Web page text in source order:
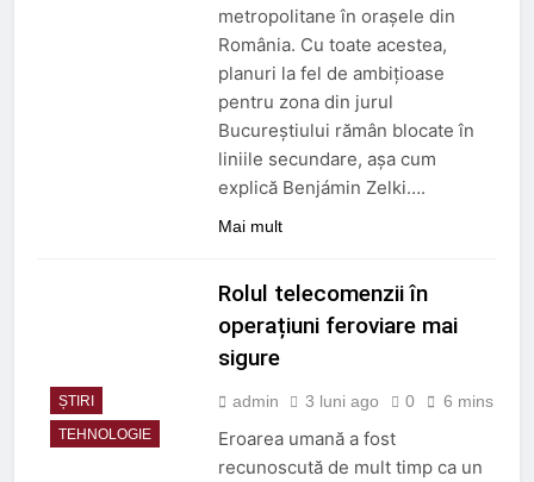
3 Luni Ago
DECIZIE nr. 24 din 12
februarie 2026
metropolitane în orașele din
România. Cu toate acestea,
planuri la fel de ambițioase
pentru zona din jurul
Bucureștiului rămân blocate în
liniile secundare, așa cum
explică Benjámin Zelki….
Mai mult
ȘTIRI
TEHNOLOGIE
Rolul telecomenzii în
operațiuni feroviare mai
sigure
admin 3 luni ago 0 6 mins
Eroarea umană a fost
recunoscută de mult timp ca un